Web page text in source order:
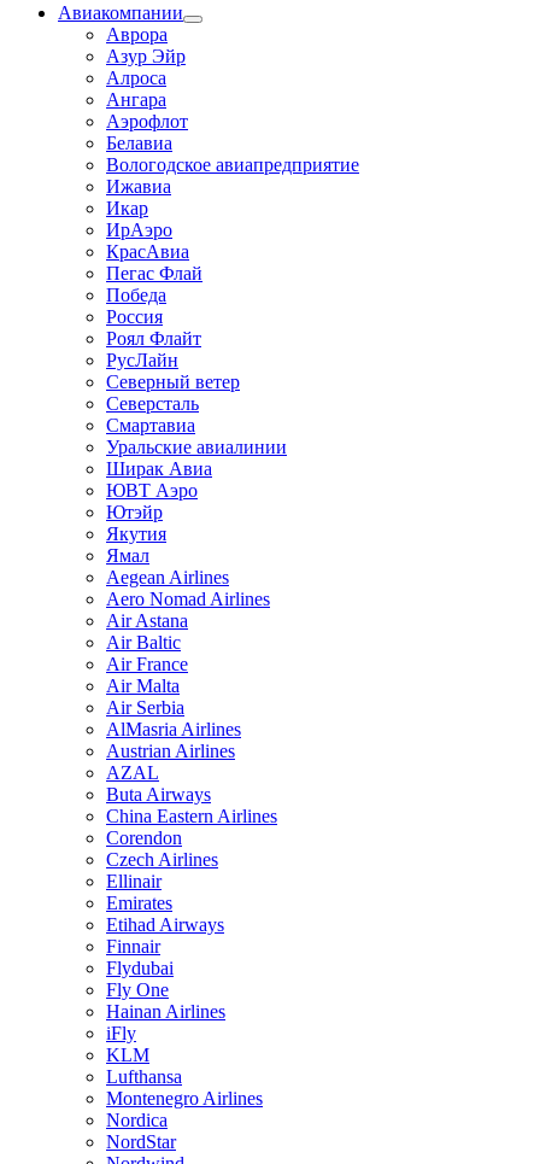
Авиакомпании
Аврора
Азур Эйр
Алроса
Ангара
Аэрофлот
Белавиа
Вологодское авиапредприятие
Ижавиа
Икар
ИрАэро
КрасАвиа
Пегас Флай
Победа
Россия
Роял Флайт
РусЛайн
Северный ветер
Северсталь
Смартавиа
Уральские авиалинии
Ширак Авиа
ЮВТ Аэро
Ютэйр
Якутия
Ямал
Aegean Airlines
Aero Nomad Airlines
Air Astana
Air Baltic
Air France
Air Malta
Air Serbia
AlMasria Airlines
Austrian Airlines
AZAL
Buta Airways
China Eastern Airlines
Corendon
Czech Airlines
Ellinair
Emirates
Etihad Airways
Finnair
Flydubai
Fly One
Hainan Airlines
iFly
KLM
Lufthansa
Montenegro Airlines
Nordica
NordStar